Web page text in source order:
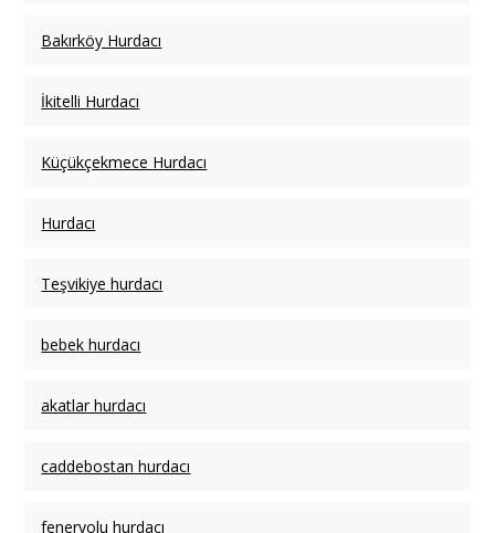
Bakırköy Hurdacı
İkitelli Hurdacı
Küçükçekmece Hurdacı
Hurdacı
Teşvikiye hurdacı
bebek hurdacı
akatlar hurdacı
caddebostan hurdacı
feneryolu hurdacı